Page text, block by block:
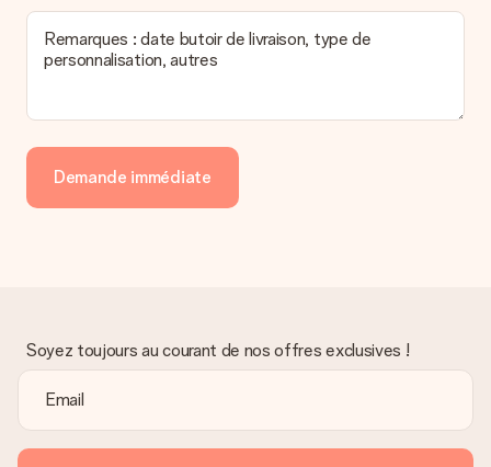
Remarques : date butoir de livraison, type de
personnalisation, autres
Demande immédiate
Soyez toujours au courant de nos offres exclusives !